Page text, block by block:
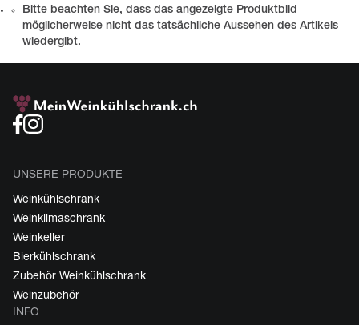
Bitte beachten Sie, dass das angezeigte Produktbild
möglicherweise nicht das tatsächliche Aussehen des Artikels
wiedergibt.
UNSERE PRODUKTE
Weinkühlschrank
Weinklimaschrank
Weinkeller
Bierkühlschrank
Zubehör Weinkühlschrank
Weinzubehör
INFO